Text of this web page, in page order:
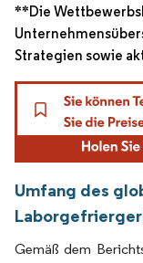
**Die
Strategien sowie
Umfang des
Gemäß dem